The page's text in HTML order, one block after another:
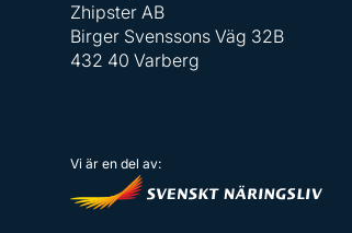
Zhipster AB
Birger Svenssons Väg 32B
432 40 Varberg
Vi är en del av: